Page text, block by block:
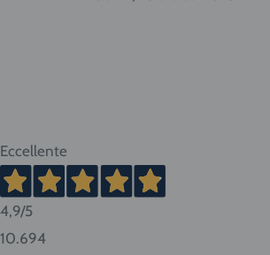
o bombole usa e getta da 14
merci pericolose con
Eccellente
4,9/5
10.694